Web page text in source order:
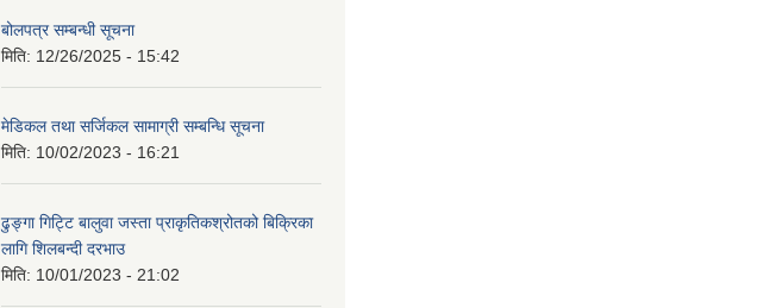
बोलपत्र सम्बन्धी सूचना
मिति: 12/26/2025 - 15:42
मेडिकल तथा सर्जिकल सामाग्री सम्बन्धि सूचना
मिति: 10/02/2023 - 16:21
ढुङ्गा गिट्टि बालुवा जस्ता प्राकृतिकश्रोतको बिक्रिका
लागि शिलबन्दी दरभाउ
मिति: 10/01/2023 - 21:02